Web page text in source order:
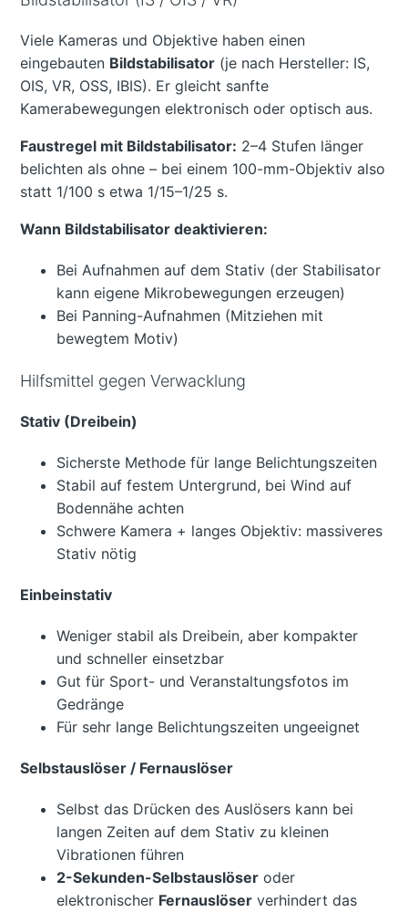
Viele Kameras und Objektive haben einen
eingebauten Bildstabilisator (je nach Hersteller: IS,
OIS, VR, OSS, IBIS). Er gleicht sanfte
Kamerabewegungen elektronisch oder optisch aus.
Faustregel mit Bildstabilisator: 2–4 Stufen länger
belichten als ohne – bei einem 100-mm-Objektiv also
statt 1/100 s etwa 1/15–1/25 s.
Wann Bildstabilisator deaktivieren:
Bei Aufnahmen auf dem Stativ (der Stabilisator
kann eigene Mikrobewegungen erzeugen)
Bei Panning-Aufnahmen (Mitziehen mit
bewegtem Motiv)
Hilfsmittel gegen Verwacklung
Stativ (Dreibein)
Sicherste Methode für lange Belichtungszeiten
Stabil auf festem Untergrund, bei Wind auf
Bodennähe achten
Schwere Kamera + langes Objektiv: massiveres
Stativ nötig
Einbeinstativ
Weniger stabil als Dreibein, aber kompakter
und schneller einsetzbar
Gut für Sport- und Veranstaltungsfotos im
Gedränge
Für sehr lange Belichtungszeiten ungeeignet
Selbstauslöser / Fernauslöser
Selbst das Drücken des Auslösers kann bei
langen Zeiten auf dem Stativ zu kleinen
Vibrationen führen
2-Sekunden-Selbstauslöser oder
elektronischer Fernauslöser verhindert das